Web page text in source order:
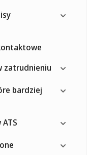
zatrudnieniu
bardziej